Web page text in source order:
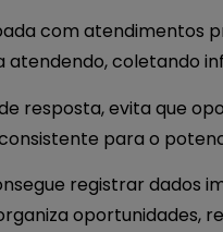
com atendimentos
atendendo, coletando
resposta, evita que
para o
registrar
oportunidades,